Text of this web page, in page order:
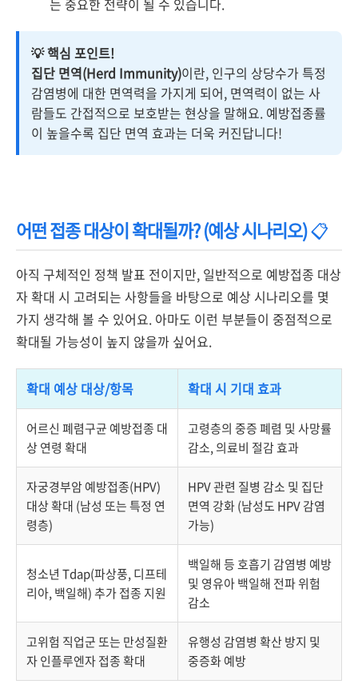
는 중요한 전략이 될 수 있습니다.
💡 핵심 포인트!
집단 면역(Herd Immunity)이란, 인구의 상당수가 특정
감염병에 대한 면역력을 가지게 되어, 면역력이 없는 사
람들도 간접적으로 보호받는 현상을 말해요. 예방접종률
이 높을수록 집단 면역 효과는 더욱 커진답니다!
어떤 접종 대상이 확대될까? (예상 시나리오)📋
아직 구체적인 정책 발표 전이지만, 일반적으로 예방접종 대상
자 확대 시 고려되는 사항들을 바탕으로 예상 시나리오를 몇
가지 생각해 볼 수 있어요. 아마도 이런 부분들이 중점적으로
확대될 가능성이 높지 않을까 싶어요.
확대 예상 대상/항목 확대 시 기대 효과
어르신 폐렴구균 예방접종 대
상 연령 확대
고령층의 중증 폐렴 및 사망률
감소, 의료비 절감 효과
자궁경부암 예방접종(HPV)
대상 확대 (남성 또는 특정 연
령층)
HPV 관련 질병 감소 및 집단
면역 강화 (남성도 HPV 감염
가능)
청소년 Tdap(파상풍, 디프테
리아, 백일해) 추가 접종 지원
백일해 등 호흡기 감염병 예방
및 영유아 백일해 전파 위험
감소
고위험 직업군 또는 만성질환
자 인플루엔자 접종 확대
유행성 감염병 확산 방지 및
중증화 예방